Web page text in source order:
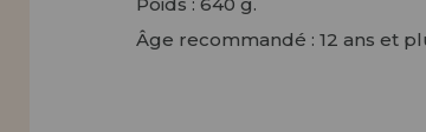
Poids : 640 g.
Âge recommandé : 12 ans et